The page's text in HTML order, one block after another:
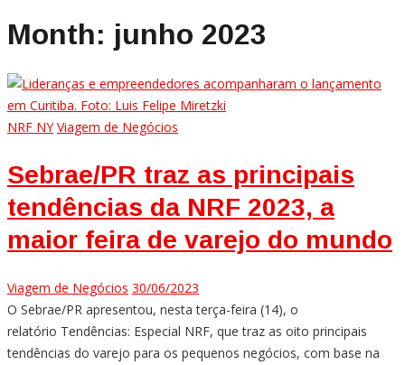
Month: junho 2023
NRF NY Viagem de Negócios
Sebrae/PR traz as principais
tendências da NRF 2023, a
maior feira de varejo do mundo
Viagem de Negócios 30/06/2023
O Sebrae/PR apresentou, nesta terça-feira (14), o
relatório Tendências: Especial NRF, que traz as oito principais
tendências do varejo para os pequenos negócios, com base na